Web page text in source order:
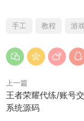
手工 教程 游
上一篇
王者荣耀代练/账号
系统源码